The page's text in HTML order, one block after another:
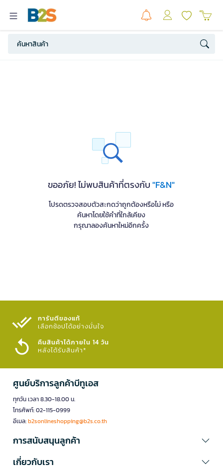
ขออภัย! ไม่พบสินค้าที่ตรงกับ"F&N"
โปรดตรวจสอบตัวสะกดว่าถูกต้องหรือไม่ หรือ
ค้นหาโดยใช้คำที่ใกล้เคียง
กรุณาลองค้นหาใหม่อีกครั้ง
การันตีของแท้
เลือกช้อปได้อย่างมั่นใจ​
คืนสินค้าได้ภายใน 14 วัน
หลังได้รับสินค้า*
ศูนย์บริการลูกค้าบีทูเอส
ทุกวัน เวลา 8.30-18.00 น.
โทรศัพท์: 02-115-0999
อีเมล:b2sonlineshopping@b2s.co.th
การสนับสนุนลูกค้า
เกี่ยวกับเรา